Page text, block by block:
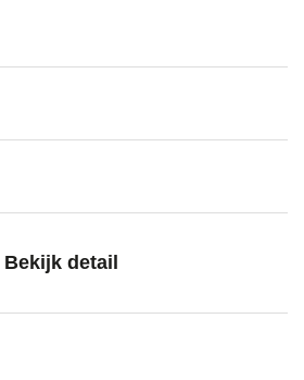
Bekijk detail